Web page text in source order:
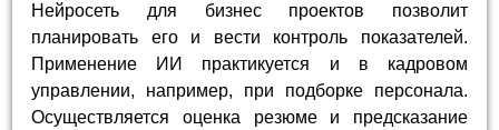
Нейросеть для бизнес проектов позволит
планировать его и вести контроль показателей.
Применение ИИ практикуется и в кадровом
управлении, например, при подборке персонала.
Осуществляется оценка резюме и предсказание